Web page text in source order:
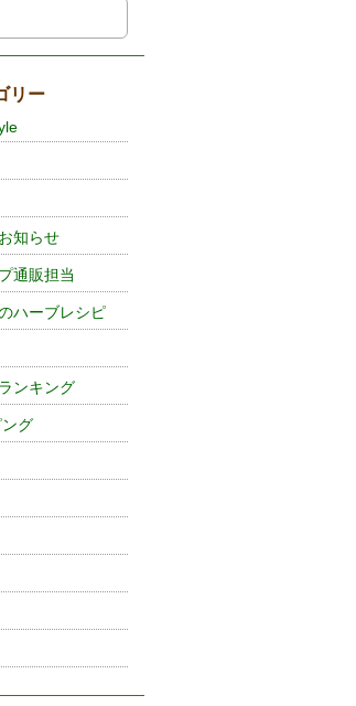
リー
知らせ
通販担当
ハーブレシピ
ンキング
グ